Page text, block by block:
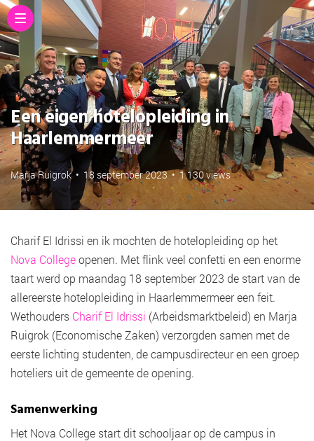
Een eigen hotelopleiding in
Haarlemmermeer
Marja Ruigrok • 18 september 2023 •1.130 views
Charif El Idrissi en ik mochten de hotelopleiding op het
Nova Collegeopenen. Met flink veel confetti en een enorme
taart werd op maandag 18 september 2023 de start van de
allereerste hotelopleiding in Haarlemmermeer een feit.
Wethouders Charif El Idrissi (Arbeidsmarktbeleid) en Marja
Ruigrok (Economische Zaken) verzorgden samen met de
eerste lichting studenten, de campusdirecteur en een groep
hoteliers uit de gemeente de opening.
Samenwerking
Het Nova College start dit schooljaar op de campus in